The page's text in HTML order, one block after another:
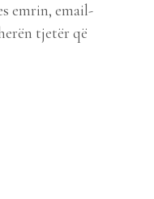
emrin, email-
tjetër që